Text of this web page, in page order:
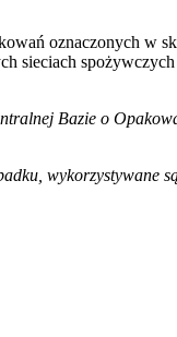
oznaczonych w
sieciach
Bazie o
wykorzystywane